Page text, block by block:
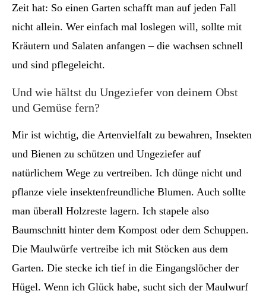
Zeit hat: So einen Garten schafft man auf jeden Fall
nicht allein. Wer einfach mal loslegen will, sollte mit
Kräutern und Salaten anfangen – die wachsen schnell
und sind pflegeleicht.
Und wie hältst du Ungeziefer von deinem Obst
und Gemüse fern?
Mir ist wichtig, die Artenvielfalt zu bewahren, Insekten
und Bienen zu schützen und Ungeziefer auf
natürlichem Wege zu vertreiben. Ich dünge nicht und
pflanze viele insektenfreundliche Blumen. Auch sollte
man überall Holzreste lagern. Ich stapele also
Baumschnitt hinter dem Kompost oder dem Schuppen.
Die Maulwürfe vertreibe ich mit Stöcken aus dem
Garten. Die stecke ich tief in die Eingangslöcher der
Hügel. Wenn ich Glück habe, sucht sich der Maulwurf